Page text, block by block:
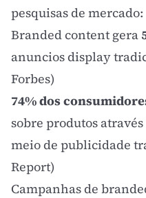
pesquisas de mercado:
Branded content gera
anuncios display
Forbes)
74% dos
sobre produtos
meio de publicidade
Report)
Campanhas de